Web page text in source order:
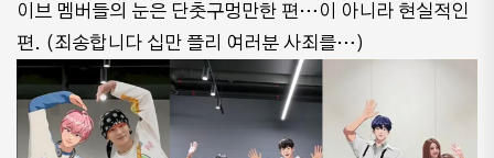
이브 멤버들의 눈은 단춧구멍만한 편…이 아니라 현실적인
편. (죄송합니다 십만 플리 여러분 사죄를…)